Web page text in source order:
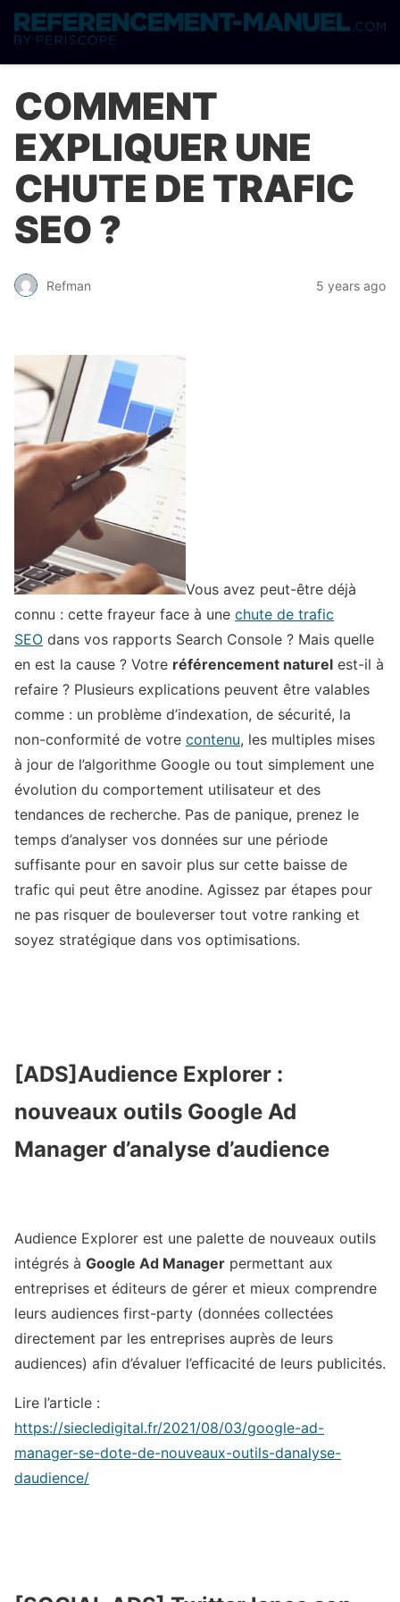
COMMENT
EXPLIQUER UNE
CHUTE DE TRAFIC
SEO ?
Refman 5 years ago
Vous avez peut-être déjà
connu : cette frayeur face à une chute de trafic
SEO dans vos rapports Search Console ? Mais quelle
en est la cause ? Votre référencement naturel est-il à
refaire ? Plusieurs explications peuvent être valables
comme : un problème d’indexation, de sécurité, la
non-conformité de votre contenu, les multiples mises
à jour de l’algorithme Google ou tout simplement une
évolution du comportement utilisateur et des
tendances de recherche. Pas de panique, prenez le
temps d’analyser vos données sur une période
suffisante pour en savoir plus sur cette baisse de
trafic qui peut être anodine. Agissez par étapes pour
ne pas risquer de bouleverser tout votre ranking et
soyez stratégique dans vos optimisations.
[ADS]Audience Explorer :
nouveaux outils Google Ad
Manager d’analyse d’audience
Audience Explorer est une palette de nouveaux outils
intégrés à Google Ad Manager permettant aux
entreprises et éditeurs de gérer et mieux comprendre
leurs audiences first-party (données collectées
directement par les entreprises auprès de leurs
audiences) afin d’évaluer l’efficacité de leurs publicités.
Lire l’article :
https://siecledigital.fr/2021/08/03/google-ad-
manager-se-dote-de-nouveaux-outils-danalyse-
daudience/